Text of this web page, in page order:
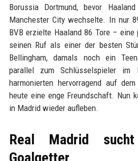
Borussia Dortmund, bevor
Manchester City wechselte. In nur
BVB erzielte Haaland 86 Tore – eine
seinen Ruf als einer der besten
Bellingham, damals noch ein
parallel zum Schlüsselspieler im
harmonierten hervorragend auf
heute eine enge Freundschaft. Nun
in Madrid wieder aufleben.
Real Madrid
Goalgetter